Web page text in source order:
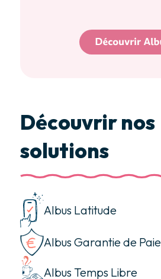
Découvrir nos
solutions
Albus Latitude
Albus Garantie de
Albus Temps Libre